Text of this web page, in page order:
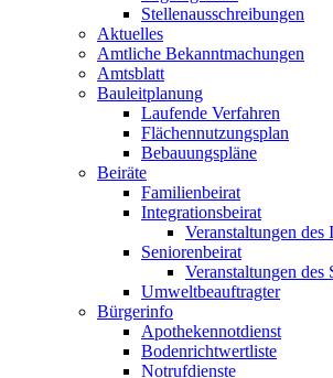
Stellenausschreibungen
Aktuelles
Amtliche Bekanntmachungen
Amtsblatt
Bauleitplanung
Laufende Verfahren
Flächennutzungsplan
Bebauungspläne
Beiräte
Familienbeirat
Integrationsbeirat
Veranstaltungen des
Seniorenbeirat
Veranstaltungen des
Umweltbeauftragter
Bürgerinfo
Apothekennotdienst
Bodenrichtwertliste
Notrufdienste